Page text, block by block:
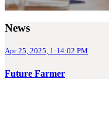
News
Apr 25, 2025, 1:14:02 PM
Future Farmer